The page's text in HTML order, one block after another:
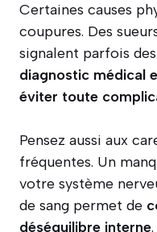
Certaines causes
coupures. Des
signalent parfois
diagnostic médical
éviter toute
Pensez aussi aux
fréquentes. Un
votre système
de sang permet de
déséquilibre interne.